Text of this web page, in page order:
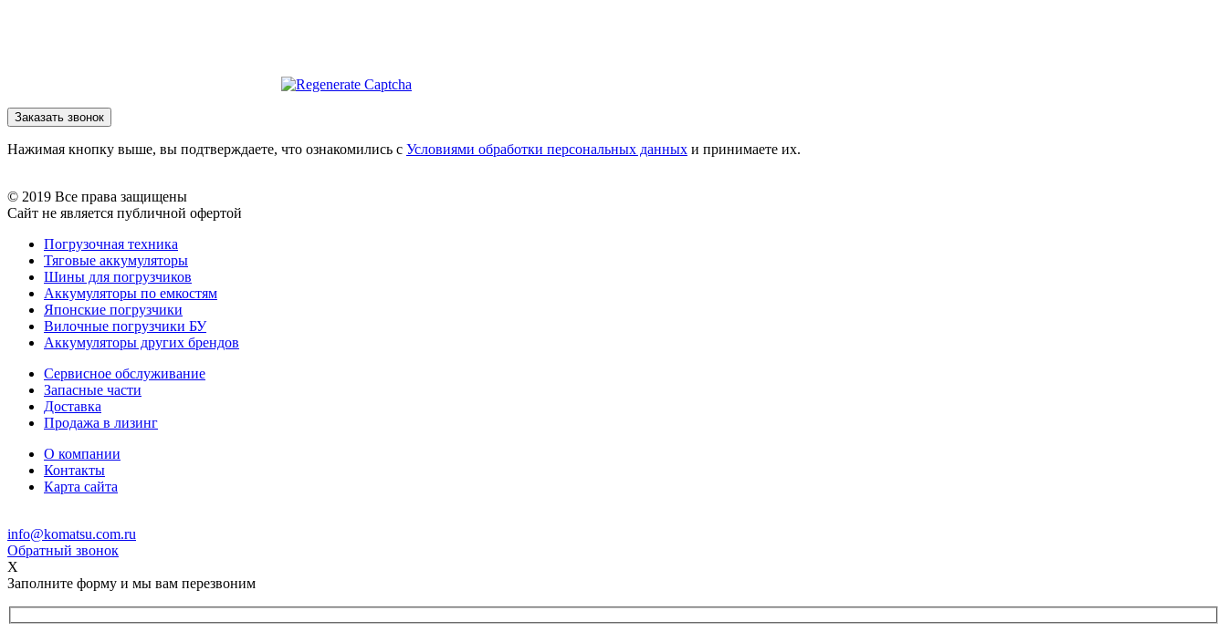
Нажимая кнопку выше, вы подтверждаете, что ознакомились с Условиями обработки персональных данных и принимаете их.
© 2019 Все права защищены
Сайт не является публичной офертой
Погрузочная техника
Тяговые аккумуляторы
Шины для погрузчиков
Аккумуляторы по емкостям
Японские погрузчики
Вилочные погрузчики БУ
Аккумуляторы других брендов
Сервисное обслуживание
Запасные части
Доставка
Продажа в лизинг
О компании
Контакты
Карта сайта
info@komatsu.com.ru
Обратный звонок
X
Заполните форму и мы вам перезвоним